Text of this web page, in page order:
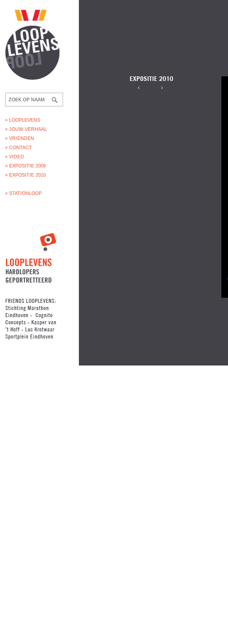
» LOOPLEVENS
» JOUW VERHAAL
» VRIENDEN
» CONTACT
» VIDEO
» EXPOSITIE 2009
» EXPOSITIE 2010
» STATIONLOOP